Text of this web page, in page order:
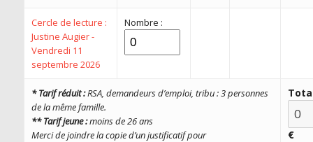
Cercle de lecture :
Justine Augier -
Vendredi 11
septembre 2026
Nombre :
* Tarif réduit :RSA, demandeurs d’emploi, tribu : 3 personnes
de la même famille.
** Tarif jeune :moins de 26 ans
Merci de joindre la copie d’un justificatif pour
€